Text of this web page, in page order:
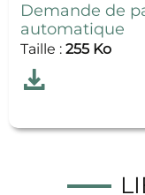
Demande de
automatique
Taille : 255 Ko
Télécharger